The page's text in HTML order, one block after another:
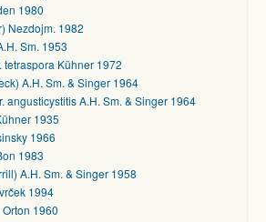
1980
Nezdojm. 1982
Sm. 1953
Kühner 1972
A.H. Sm. & Singer 1964
angusticystitis A.H. Sm. & Singer 1964
1935
1966
1983
A.H. Sm. & Singer 1958
1994
1960